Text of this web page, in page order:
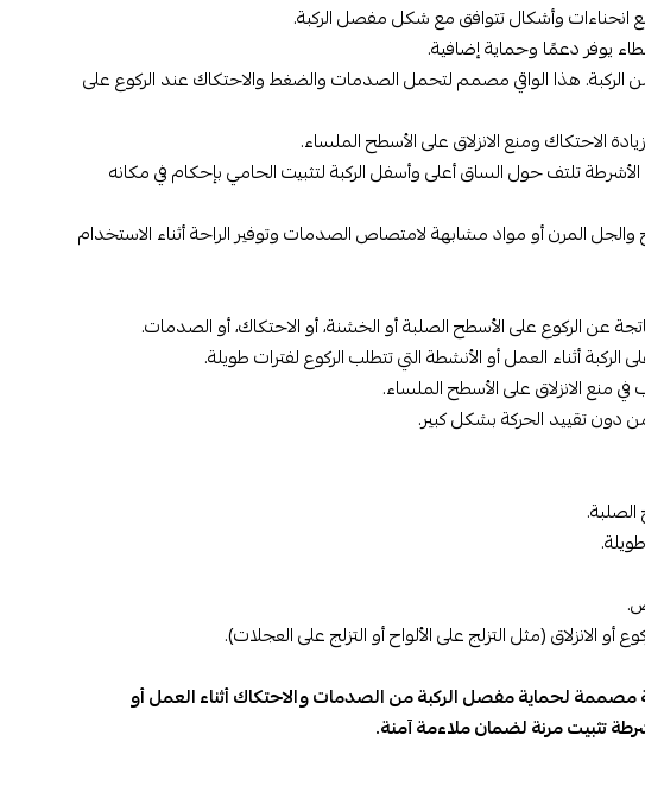
وأشكال تتوافق مع شكل مفصل الركبة.
يوفر دعمًا وحماية إضافية.
الركبة. هذا الواقي مصمم لتحمل الصدمات والضغط والاحتكاك عند الركوع على
الاحتكاك ومنع الانزلاق على الأسطح الملساء.
تلتف حول الساق أعلى وأسفل الركبة لتثبيت الحامي بإحكام في مكانه
المرن أو مواد مشابهة لامتصاص الصدمات وتوفير الراحة أثناء الاستخدام
عن الركوع على الأسطح الصلبة أو الخشنة، أو الاحتكاك، أو الصدمات.
أثناء العمل أو الأنشطة التي تتطلب الركوع لفترات طويلة.
منع الانزلاق على الأسطح الملساء.
دون تقييد الحركة بشكل كبير.
الانزلاق (مثل التزلج على الألواح أو التزلج على العجلات).
مصممة لحماية مفصل الركبة من الصدمات والاحتكاك أثناء العمل أو
تثبيت مرنة لضمان ملاءمة آمنة.